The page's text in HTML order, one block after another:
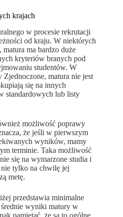
krajach
w procesie rekrutacji
od kraju. W niektórych
matura ma bardzo duże
kryteriów branych pod
studentów. W
matura nie jest
się na innych
standardowych lub listy
możliwość poprawy
że jeśli w pierwszym
wyników, mamy
terminie. Taka możliwość
się na wymarzone studia i
nie tylko na chwilę jej
metę.
przedstawia minimalne
wyniki matury w